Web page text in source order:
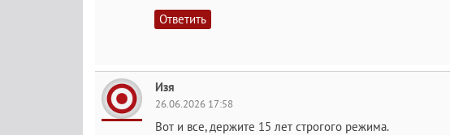
Ответить
Изя
26.06.2026 17:58
Вот и все, держите 15 лет строгого режима.